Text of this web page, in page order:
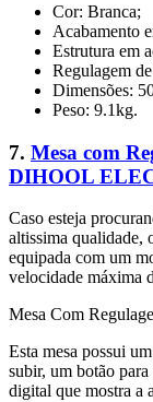
Cor: Branca;
Acabamento
Estrutura em
Regulagem
Dimensões:
Peso: 9.1kg.
7. Mesa com
‎DIHOOL
Caso esteja
altissima qualidade,
equipada com um
velocidade máxima
Mesa Com
Esta mesa possui
subir, um botão
digital que mostra a